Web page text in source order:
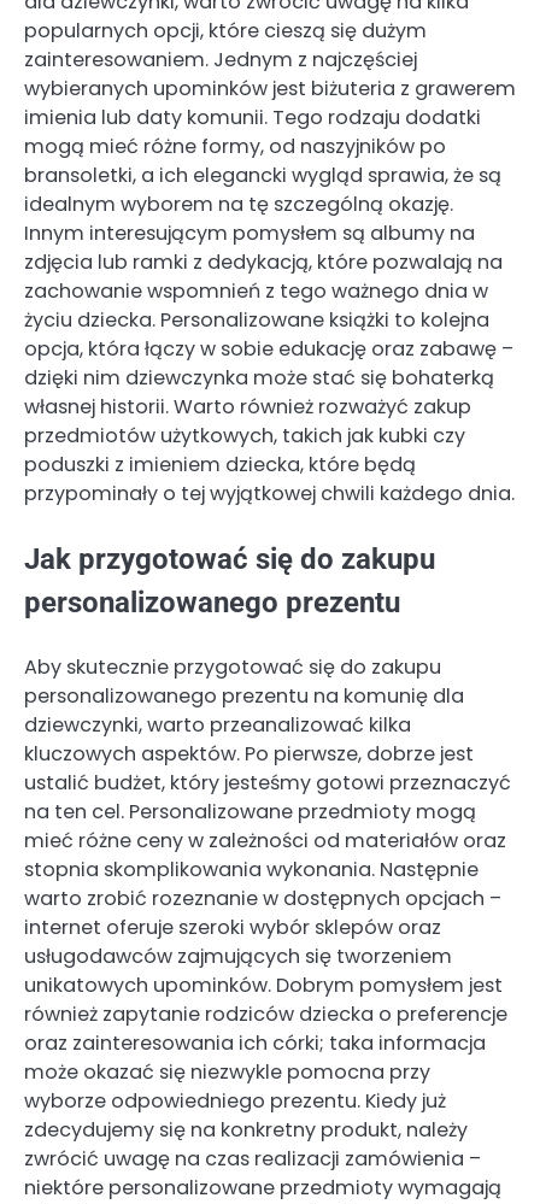
popularnych opcji, które cieszą się dużym
zainteresowaniem. Jednym z najczęściej
wybieranych upominków jest biżuteria z grawerem
imienia lub daty komunii. Tego rodzaju dodatki
mogą mieć różne formy, od naszyjników po
bransoletki, a ich elegancki wygląd sprawia, że są
idealnym wyborem na tę szczególną okazję.
Innym interesującym pomysłem są albumy na
zdjęcia lub ramki z dedykacją, które pozwalają na
zachowanie wspomnień z tego ważnego dnia w
życiu dziecka. Personalizowane książki to kolejna
opcja, która łączy w sobie edukację oraz zabawę –
dzięki nim dziewczynka może stać się bohaterką
własnej historii. Warto również rozważyć zakup
przedmiotów użytkowych, takich jak kubki czy
poduszki z imieniem dziecka, które będą
przypominały o tej wyjątkowej chwili każdego dnia.
Jak przygotować się do zakupu
personalizowanego prezentu
Aby skutecznie przygotować się do zakupu
personalizowanego prezentu na komunię dla
dziewczynki, warto przeanalizować kilka
kluczowych aspektów. Po pierwsze, dobrze jest
ustalić budżet, który jesteśmy gotowi przeznaczyć
na ten cel. Personalizowane przedmioty mogą
mieć różne ceny w zależności od materiałów oraz
stopnia skomplikowania wykonania. Następnie
warto zrobić rozeznanie w dostępnych opcjach –
internet oferuje szeroki wybór sklepów oraz
usługodawców zajmujących się tworzeniem
unikatowych upominków. Dobrym pomysłem jest
również zapytanie rodziców dziecka o preferencje
oraz zainteresowania ich córki; taka informacja
może okazać się niezwykle pomocna przy
wyborze odpowiedniego prezentu. Kiedy już
zdecydujemy się na konkretny produkt, należy
zwrócić uwagę na czas realizacji zamówienia –
niektóre personalizowane przedmioty wymagają